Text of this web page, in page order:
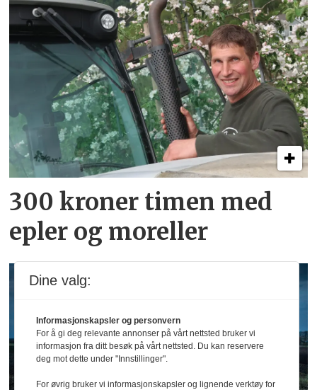
300 kroner timen med
epler og moreller
Dine valg:
Informasjonskapsler og personvern
For å gi deg relevante annonser på vårt nettsted bruker vi
informasjon fra ditt besøk på vårt nettsted. Du kan reservere
deg mot dette under "Innstillinger".
For øvrig bruker vi informasjonskapsler og lignende verktøy for